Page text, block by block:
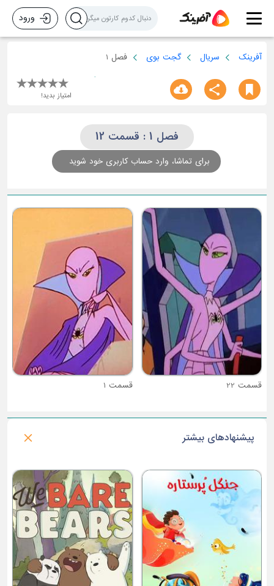
ورود
آفرینک سریال گجت بوی فصل 1
امتیاز بدید!
فصل 1 : قسمت 12
برای تماشا، وارد حساب کاربری خود شوید
قسمت 1
پیشنهادهای بیشتر
فصل 3 : پونی کوچولوی من